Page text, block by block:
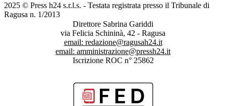
2025 © Press h24 s.r.l.s. - Testata registrata presso il Tribunale di
Ragusa n. 1/2013
Direttore Sabrina Gariddi
via Felicia Schininà, 42 - Ragusa
email: redazione@ragusah24.it
email: amministrazione@pressh24.it
Iscrizione ROC n° 25862